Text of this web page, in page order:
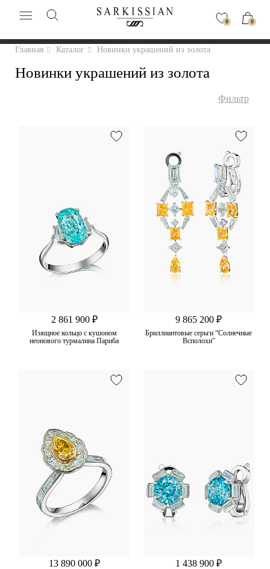
0 0
Главная Каталог Новинки украшений из золота
Новинки украшений из золота
Фильтр
2 861 900 ₽
Изящное кольцо с кушоном
неонового турмалина Париба
9 865 200 ₽
Бриллиантовые серьги “Солнечные
Всполохи"
13 890 000 ₽ 1 438 900 ₽